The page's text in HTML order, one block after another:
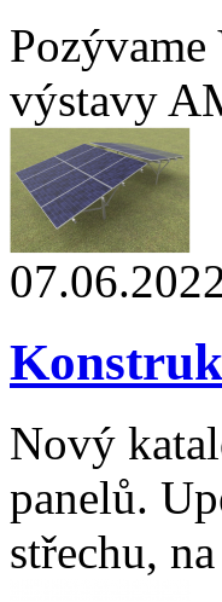
Pozývame
výstavy
Nový
panelů.
střechu,